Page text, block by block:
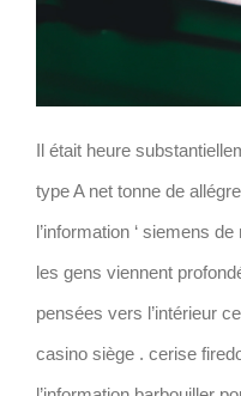
Il était heure
type A net tonne de
l’information ‘ siemens
les gens viennent
pensées vers l’intérieur
casino siège . cerise